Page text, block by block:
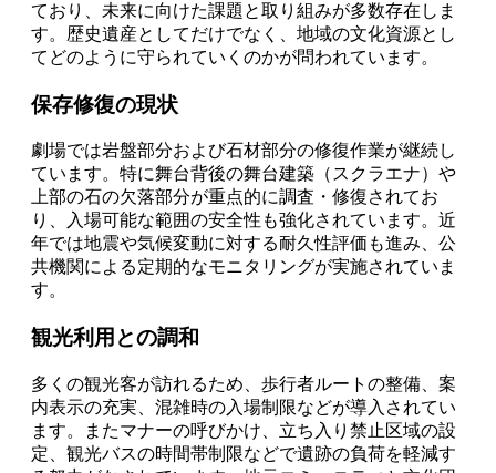
ており、未来に向けた課題と取り組みが多数存在しま
す。歴史遺産としてだけでなく、地域の文化資源とし
てどのように守られていくのかが問われています。
保存修復の現状
劇場では岩盤部分および石材部分の修復作業が継続し
ています。特に舞台背後の舞台建築（スクラエナ）や
上部の石の欠落部分が重点的に調査・修復されてお
り、入場可能な範囲の安全性も強化されています。近
年では地震や気候変動に対する耐久性評価も進み、公
共機関による定期的なモニタリングが実施されていま
す。
観光利用との調和
多くの観光客が訪れるため、歩行者ルートの整備、案
内表示の充実、混雑時の入場制限などが導入されてい
ます。またマナーの呼びかけ、立ち入り禁止区域の設
定、観光バスの時間帯制限などで遺跡の負荷を軽減す